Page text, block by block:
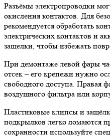
Разъёмы электропроводки
окисления контактов. Для
рекомендуется обработать
электрических контактов и
защелки, чтобы избежать
При демонтаже левой фары
отсек – его крепежи нужно
свободного доступа. Правая
воздушного фильтра или
Пластиковые клипсы и
подкрылков легко ломаются
сохранности используйте